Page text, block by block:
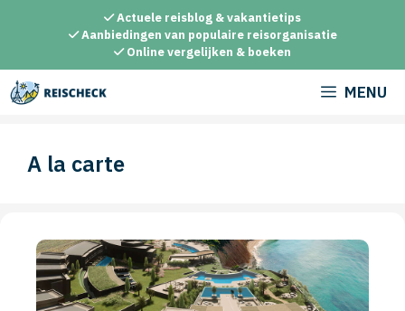
inhoud
Actuele reisblog & vakantietips
Aanbiedingen van populaire reisorganisatie
Online vergelijken & boeken
MENU
A la carte